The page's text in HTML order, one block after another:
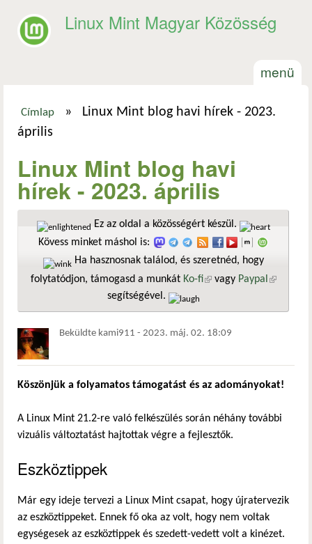
Linux Mint Magyar Közösség
menü
Jelenlegi hely
Címlap »
Linux Mint blog havi hírek - 2023.
április
Linux Mint blog havi
hírek - 2023. április
Ez az oldal a közösségért készül.
Kövess minket máshol is:
Ha hasznosnak találod, és szeretnéd, hogy
folytatódjon, támogasd a munkát Ko-fi(külső hivatkozás)
vagy Paypal
segítségével.
Beküldte kami911 - 2023. máj. 02. 18:09
Köszönjük a folyamatos támogatást és az adományokat!
A Linux Mint 21.2-re való felkészülés során néhány további
vizuális változtatást hajtottak végre a fejlesztők.
Eszköztippek
Már egy ideje tervezi a Linux Mint csapat, hogy újratervezik
az eszköztippeket. Ennek fő oka az volt, hogy nem voltak
egységesek az eszköztippek és szedett-vedett volt a kinézet.